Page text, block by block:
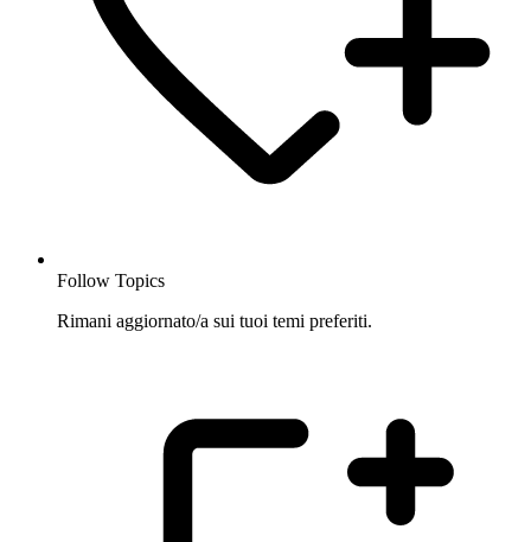
Follow Topics
Rimani aggiornato/a sui tuoi temi preferiti.